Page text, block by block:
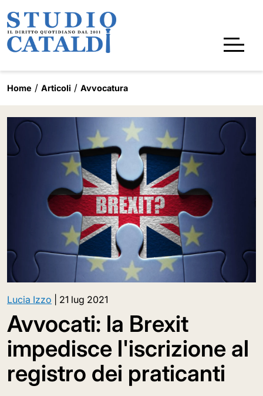
Home Articoli Avvocatura
Lucia Izzo 21 lug 2021
Avvocati: la Brexit
impedisce l'iscrizione al
registro dei praticanti